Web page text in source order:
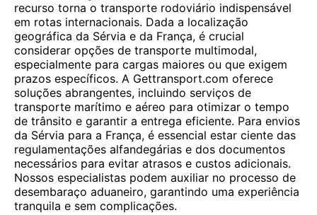
recurso torna o transporte rodoviário indispensável
em rotas internacionais. Dada a localização
geográfica da Sérvia e da França, é crucial
considerar opções de transporte multimodal,
especialmente para cargas maiores ou que exigem
prazos específicos. A Gettransport.com oferece
soluções abrangentes, incluindo serviços de
transporte marítimo e aéreo para otimizar o tempo
de trânsito e garantir a entrega eficiente. Para envios
da Sérvia para a França, é essencial estar ciente das
regulamentações alfandegárias e dos documentos
necessários para evitar atrasos e custos adicionais.
Nossos especialistas podem auxiliar no processo de
desembaraço aduaneiro, garantindo uma experiência
tranquila e sem complicações.